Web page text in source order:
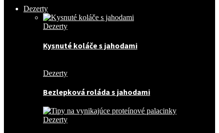
Dezerty
Dezerty
Kysnuté koláče s jahodami
Dezerty
Bezlepková roláda s jahodami
Dezerty